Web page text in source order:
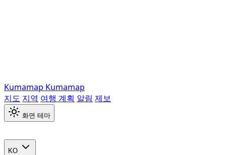
Kumamap Kumamap
지도 지역 여행 계획 알림 제보
화면 테마
KO